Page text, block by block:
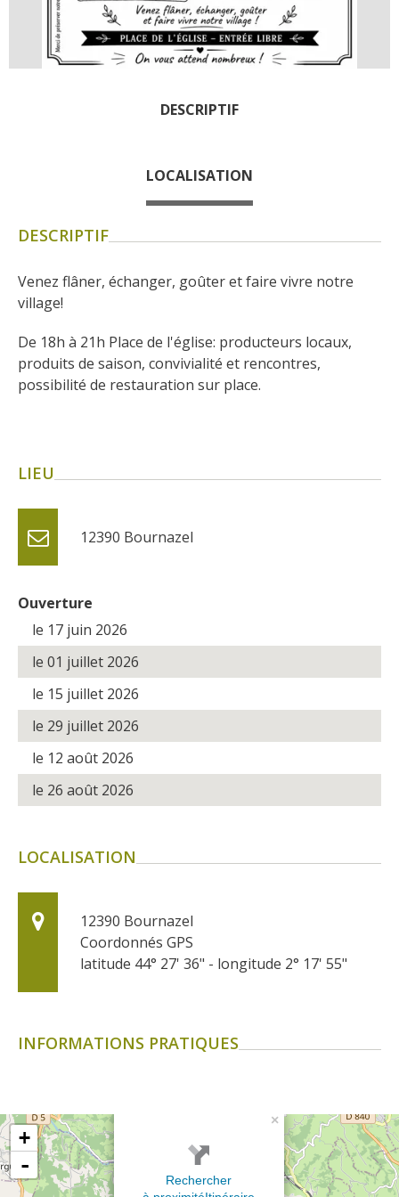
Les visites accompagnées
L'espace Georges Rouquier
à Goutrens
Artistes et artisans d'art
La gastronomie
locale
La chataîgne
Les vignes
Nos producteurs
Recettes et produits locaux
Les Plus Beaux Villages de
Les villages de caractère
Le Pays des Bastides du
Les Villes et Pays d'art et
De la vallée du Lot au pays
Decazeville-Aubin
Patrimoine mondial de
l'UNESCO
DESCRIPTIF
LOCALISATION
DESCRIPTIF
Venez flâner, échanger, goûter et faire vivre notre
village!
De 18h à 21h Place de l'église: producteurs locaux,
produits de saison, convivialité et rencontres,
possibilité de restauration sur place.
LIEU
12390 Bournazel
Ouverture
le 17 juin 2026
le 01 juillet 2026
le 15 juillet 2026
le 29 juillet 2026
le 12 août 2026
le 26 août 2026
LOCALISATION
12390 Bournazel
Coordonnés GPS
latitude 44° 27' 36" - longitude 2° 17' 55"
INFORMATIONS PRATIQUES
×
Rechercher
+
-